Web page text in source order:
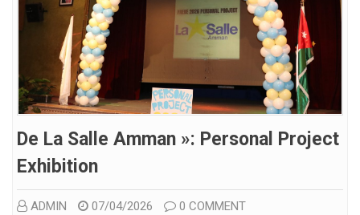
De La Salle Amman »: Personal Project
Exhibition
ADMIN 07/04/2026 0 COMMENT